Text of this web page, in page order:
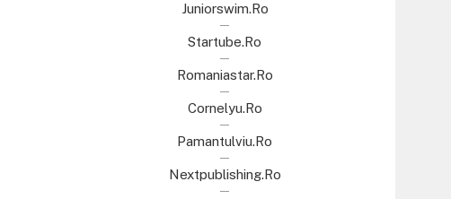
Juniorswim.ro
Startube.ro
Romaniastar.ro
Cornelyu.ro
Pamantulviu.ro
Nextpublishing.ro